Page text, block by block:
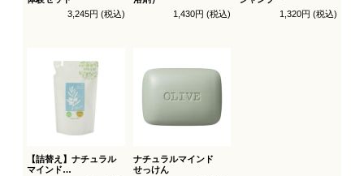
3,245円 (税込)
1,430円 (税込)
1,320円 (税込)
【詰替え】ナチュラル
マインド
ナチュラルマインド
せっけん